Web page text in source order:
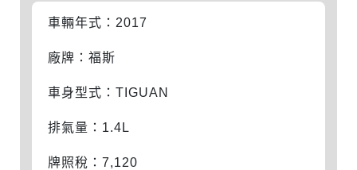
車輛年式：2017
廠牌：福斯
車身型式：TIGUAN
排氣量：1.4L
牌照稅：7,120